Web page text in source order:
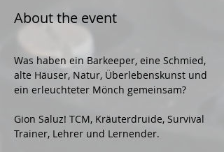
About the event
Was haben ein Barkeeper, eine Schmied,
alte Häuser, Natur, Überlebenskunst und
ein erleuchteter Mönch gemeinsam?
Gion Saluz! TCM, Kräuterdruide, Survival
Trainer, Lehrer und Lernender.